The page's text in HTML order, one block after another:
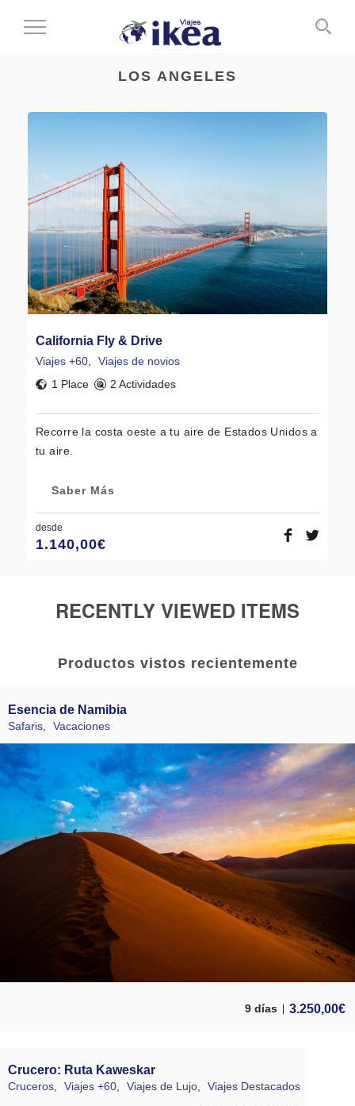
Cambiar
LOS ANGELES
California Fly & Drive
Viajes +60
Viajes de novios
1 Place
2 Actividades
Recorre la costa oeste a tu aire de Estados Unidos a
tu aire.
Saber Más
desde
1.140,00€
RECENTLY VIEWED ITEMS
Productos vistos recientemente
Esencia de Namibia
Safaris Vacaciones
9 días 3.250,00€
Crucero: Ruta Kaweskar
Cruceros, Viajes +60, Viajes de Lujo, Viajes Destacados